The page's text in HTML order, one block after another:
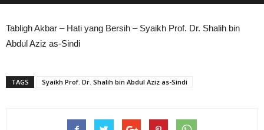
Tabligh Akbar – Hati yang Bersih – Syaikh Prof. Dr. Shalih bin
Abdul Aziz as-Sindi
TAGS Syaikh Prof. Dr. Shalih bin Abdul Aziz as-Sindi